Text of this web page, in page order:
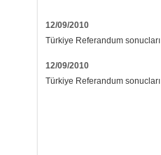
12/09/2010
Türkiye Referandum sonucları
12/09/2010
Türkiye Referandum sonucları